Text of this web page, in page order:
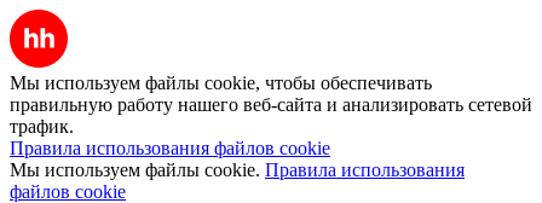
Мы используем файлы cookie, чтобы обеспечивать
правильную работу нашего веб-сайта и анализировать сетевой
трафик.
Правила использования файлов cookie
Мы используем файлы cookie. Правила использования
файлов cookie